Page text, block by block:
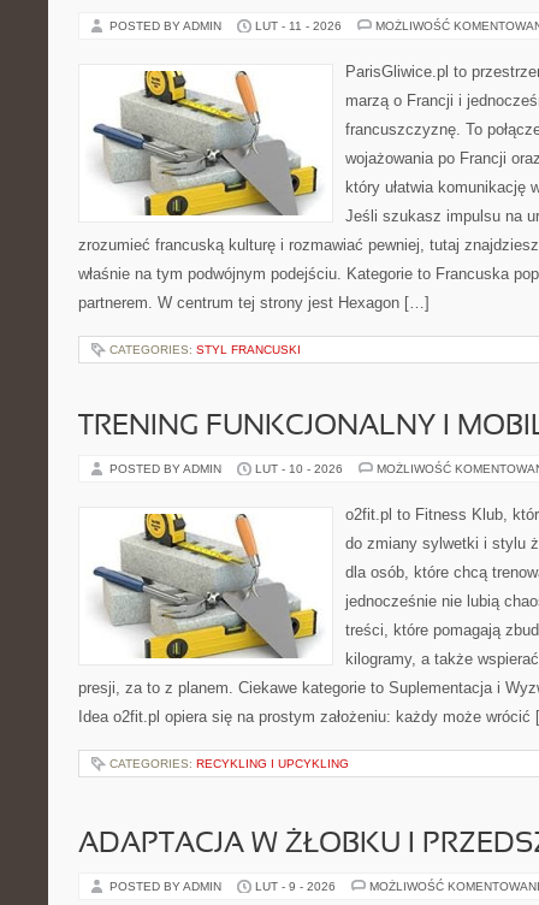
POSTED BY ADMIN LUT - 11 - 2026 MOŻLIWOŚĆ
ParisGliwice.pl to
marzą o Francji i
francuszczyznę. To
wojażowania po Francji
który ułatwia komunikację
Jeśli szukasz impulsu na
zrozumieć francuską kulturę i rozmawiać pewniej, tutaj
właśnie na tym podwójnym podejściu. Kategorie to Francuska
partnerem. W centrum tej strony jest Hexagon […]
CATEGORIES: STYL FRANCUSKI
TRENING FUNKCJONALNY I
POSTED BY ADMIN LUT - 10 - 2026 MOŻLIWOŚĆ
o2fit.pl to Fitness Klub,
do zmiany sylwetki i stylu
dla osób, które chcą
jednocześnie nie lubią
treści, które pomagają
kilogramy, a także
presji, za to z planem. Ciekawe kategorie to Suplementacja i
Idea o2fit.pl opiera się na prostym założeniu: każdy może
CATEGORIES: RECYKLING I UPCYKLING
ADAPTACJA W ŻŁOBKU I
POSTED BY ADMIN LUT - 9 - 2026 MOŻLIWOŚĆ